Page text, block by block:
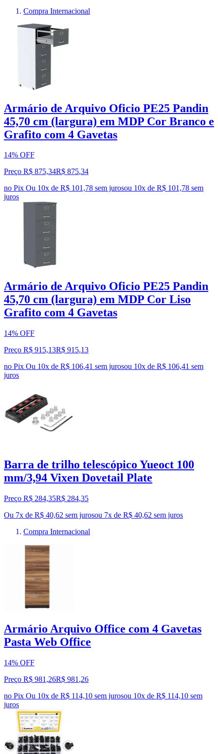
Compra Internacional
Armário de Arquivo Oficio PE25 Pandin
45,70 cm (largura) em MDP Cor Branco e
Grafito com 4 Gavetas
14% OFF
Preço R$ 875,34R$ 875,34
no Pix Ou 10x de R$ 101,78 sem jurosou 10x de R$ 101,78 sem
juros
Armário de Arquivo Oficio PE25 Pandin
45,70 cm (largura) em MDP Cor Liso
Grafito com 4 Gavetas
14% OFF
Preço R$ 915,13R$ 915,13
no Pix Ou 10x de R$ 106,41 sem jurosou 10x de R$ 106,41 sem
juros
Barra de trilho telescópico Yueoct 100
mm/3,94 Vixen Dovetail Plate
Preço R$ 284,35R$ 284,35
Ou 7x de R$ 40,62 sem jurosou 7x de R$ 40,62 sem juros
Compra Internacional
Armário Arquivo Office com 4 Gavetas
Pasta Web Office
14% OFF
Preço R$ 981,26R$ 981 ,26
no Pix Ou 10x de R$ 114,10 sem jurosou 10x de R$ 114,10 sem
juros